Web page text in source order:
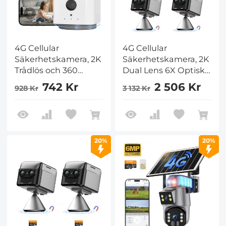
4G Cellular
Säkerhetskamera, 2K
Trådlös och 360
Grader Pan 45 Grader
Tilt App Fjärrstyrning,
Rörelsedetektering,
Vägs Audio, Kentfaith
928 Kr 742 Kr
4G Cellular
Säkerhetskamera, 2K
Dual Lens 6X Optisk
Zoom, Magnetisk
360-Graders PIR
8m/26ft Infraröd
Standby, 2-Vägs Ljud,
3 st, Kentfaith
3 132 Kr 2 506 Kr
20% 20%